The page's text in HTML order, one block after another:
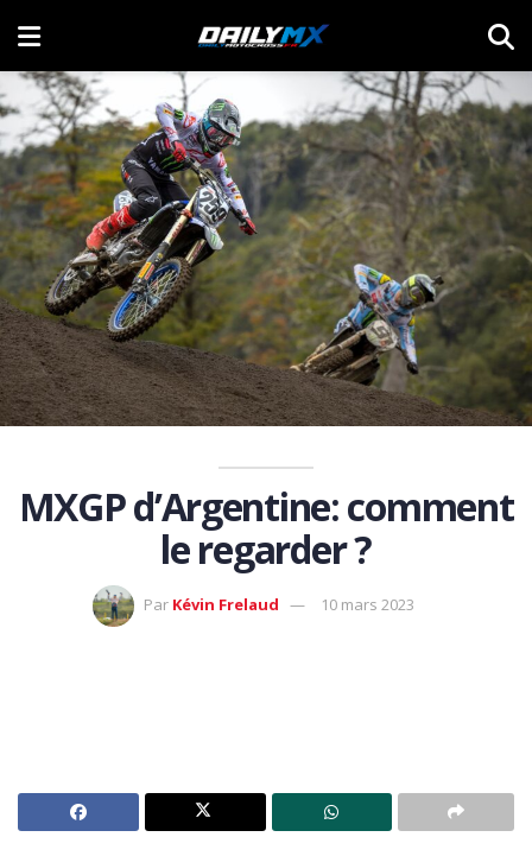
MXGP d’Argentine: comment
le regarder ?
Par Kévin Frelaud 10 mars 2023